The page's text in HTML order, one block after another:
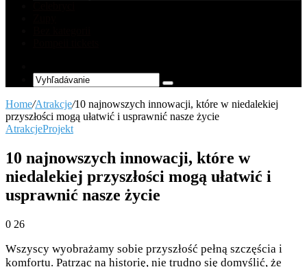
Article
Vyhľadávanie
Home/Atrakcje/10 najnowszych innowacji, które w niedalekiej
przyszłości mogą ułatwić i usprawnić nasze życie
AtrakcjeProjekt
10 najnowszych innowacji, które w
niedalekiej przyszłości mogą ułatwić i
usprawnić nasze życie
0 26
Wszyscy wyobrażamy sobie przyszłość pełną szczęścia i
komfortu. Patrząc na historię, nie trudno się domyślić, że